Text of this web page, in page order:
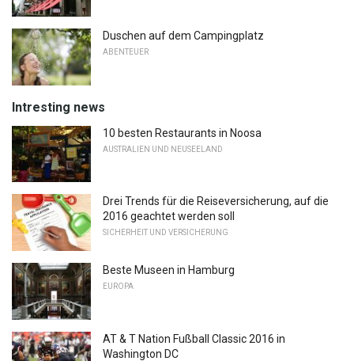
Duschen auf dem Campingplatz
ABENTEUER
Intresting news
10 besten Restaurants in Noosa
AUSTRALIEN UND NEUSEELAND
Drei Trends für die Reiseversicherung, auf die
2016 geachtet werden soll
SICHERHEIT UND VERSICHERUNG
Beste Museen in Hamburg
EUROPA
AT & T Nation Fußball Classic 2016 in
Washington DC